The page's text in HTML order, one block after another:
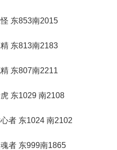
东853南2015
东813南2183
东807南2211
东1029 南2108
者 东1024 南2102
者 东999南1865